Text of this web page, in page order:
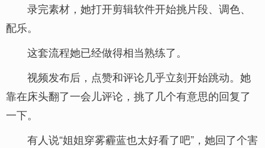
录完素材，她打开剪辑软件开始挑片段、调色、
配乐。
这套流程她已经做得相当熟练了。
视频发布后，点赞和评论几乎立刻开始跳动。她
靠在床头翻了一会儿评论，挑了几个有意思的回复了
一下。
有人说“姐姐穿雾霾蓝也太好看了吧”，她回了个害